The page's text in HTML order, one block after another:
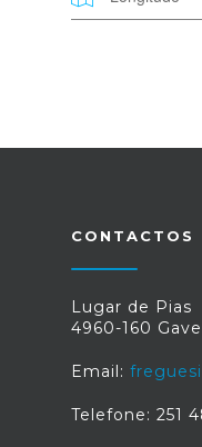
CONTACTOS
Lugar de Pias
4960-160
Email:
Telefone: 251